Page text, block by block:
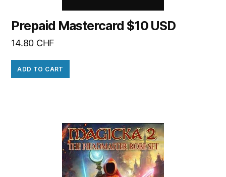
Prepaid Mastercard $10 USD
14.80 CHF
ADD TO CART